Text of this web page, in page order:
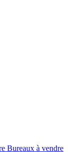
Bureaux à vendre